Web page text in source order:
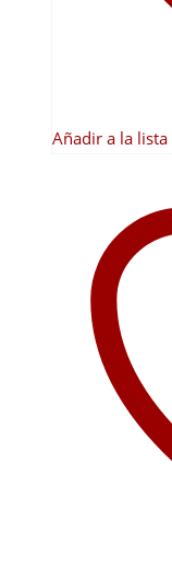
Añadir a la lista